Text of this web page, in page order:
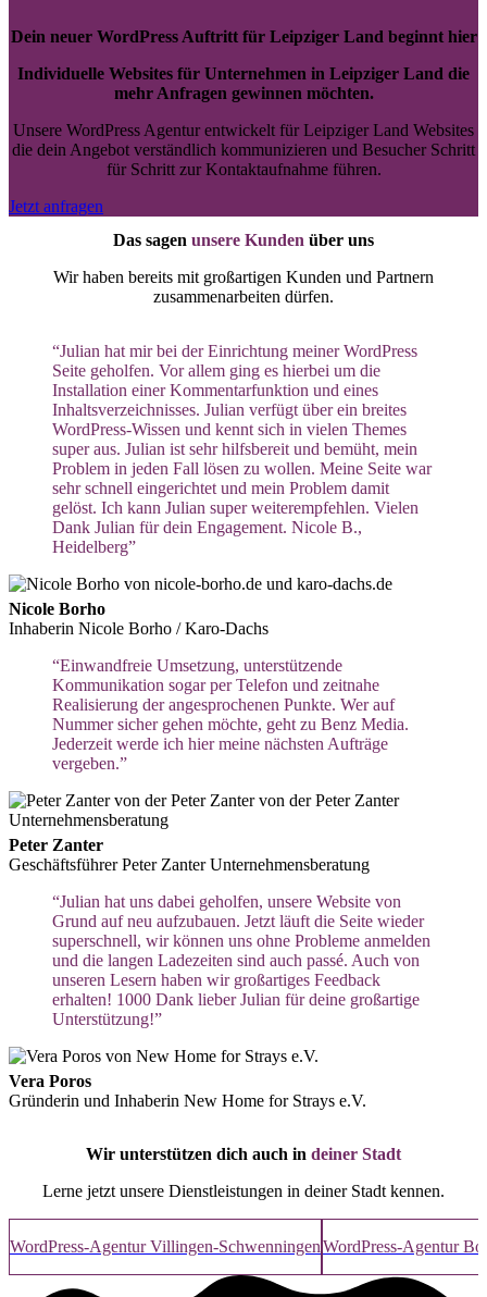
Dein neuer WordPress Auftritt für Leipziger Land beginnt hier
Individuelle Websites für Unternehmen in Leipziger Land die
mehr Anfragen gewinnen möchten.
Unsere WordPress Agentur entwickelt für Leipziger Land Websites
die dein Angebot verständlich kommunizieren und Besucher Schritt
für Schritt zur Kontaktaufnahme führen.
Jetzt anfragen
Das sagen unsere Kunden über uns
Wir haben bereits mit großartigen Kunden und Partnern
zusammenarbeiten dürfen.
“Julian hat mir bei der Einrichtung meiner WordPress
Seite geholfen. Vor allem ging es hierbei um die
Installation einer Kommentarfunktion und eines
Inhaltsverzeichnisses. Julian verfügt über ein breites
WordPress-Wissen und kennt sich in vielen Themes
super aus. Julian ist sehr hilfsbereit und bemüht, mein
Problem in jeden Fall lösen zu wollen. Meine Seite war
sehr schnell eingerichtet und mein Problem damit
gelöst. Ich kann Julian super weiterempfehlen. Vielen
Dank Julian für dein Engagement. Nicole B.,
Heidelberg”
Nicole Borho
Inhaberin Nicole Borho / Karo-Dachs
“Einwandfreie Umsetzung, unterstützende
Kommunikation sogar per Telefon und zeitnahe
Realisierung der angesprochenen Punkte. Wer auf
Nummer sicher gehen möchte, geht zu Benz Media.
Jederzeit werde ich hier meine nächsten Aufträge
vergeben.”
Peter Zanter
Geschäftsführer Peter Zanter Unternehmensberatung
“Julian hat uns dabei geholfen, unsere Website von
Grund auf neu aufzubauen. Jetzt läuft die Seite wieder
superschnell, wir können uns ohne Probleme anmelden
und die langen Ladezeiten sind auch passé. Auch von
unseren Lesern haben wir großartiges Feedback
erhalten! 1000 Dank lieber Julian für deine großartige
Unterstützung!”
Vera Poros
Gründerin und Inhaberin New Home for Strays e.V.
Wir unterstützen dich auch in deiner Stadt
Lerne jetzt unsere Dienstleistungen in deiner Stadt kennen.
WordPress-Agentur Villingen-Schwenningen⁠WordPress-Agentur